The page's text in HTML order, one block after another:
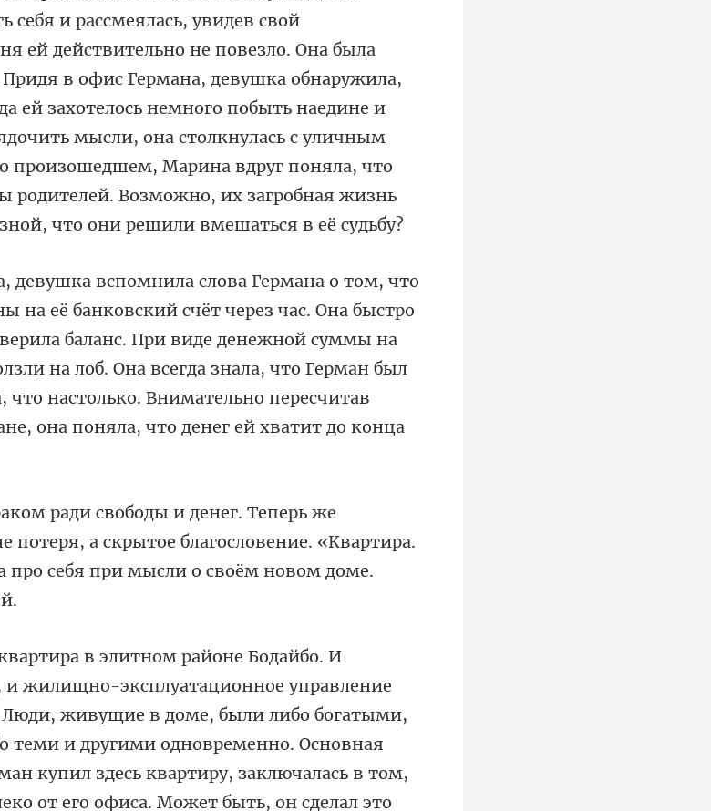
твительно не повезло. Она была
Придя в офис Германа, девушка обнаружила,
ей захотелось немного побыть наедине и
мысли, она сто
баланс. При виде денежной суммы на
на лоб. Она всегда знала, что Герман был
потеря, а скрытое благословение. «Квартира.
либо богатыми,
теми и другими одновременно. Основная
купил здесь квартиру, заключалась в том,